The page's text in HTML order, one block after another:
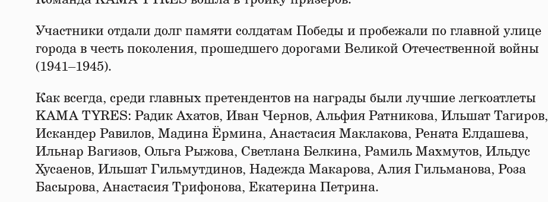
Участники отдали долг памяти солдатам Победы и пробежали по главной улице
города в честь поколения, прошедшего дорогами Великой Отечественной войны
(1941–1945).
Как всегда, среди главных претендентов на награды были лучшие легкоатлеты
KAMA TYRES: Радик Ахатов, Иван Чернов, Альфия Ратникова, Ильшат Тагиров,
Искандер Равилов, Мадина Ёрмина, Анастасия Маклакова, Рената Елдашева,
Ильнар Вагизов, Ольга Рыжова, Светлана Белкина, Рамиль Махмутов, Ильдус
Хусаенов, Ильшат Гильмутдинов, Надежда Макарова, Алия Гильманова, Роза
Басырова, Анастасия Трифонова, Екатерина Петрина.